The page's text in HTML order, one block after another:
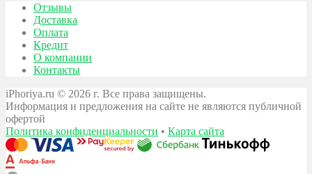
Отзывы
Доставка
Оплата
Кредит
О компании
Контакты
iPhoriya.ru © 2026 г. Все права защищены.
Информация и предложения на сайте не являются публичной
офертой
Политика конфиденциальности • Карта сайта